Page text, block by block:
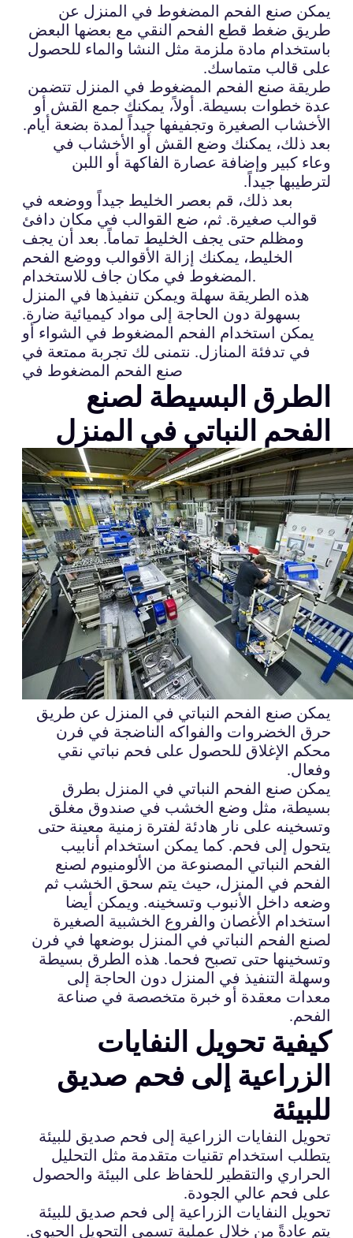
يمكن صنع الفحم المضغوط في المنزل عن
طريق ضغط قطع الفحم النقي مع بعضها البعض
باستخدام مادة ملزمة مثل النشا والماء للحصول
على قالب متماسك.
طريقة صنع الفحم المضغوط في المنزل تتضمن
عدة خطوات بسيطة. أولاً، يمكنك جمع القش أو
الأخشاب الصغيرة وتجفيفها جيداً لمدة بضعة أيام.
بعد ذلك، يمكنك وضع القش أو الأخشاب في
وعاء كبير وإضافة عصارة الفاكهة أو اللبن
لترطيبها جيداً.
بعد ذلك، قم بعصر الخليط جيداً ووضعه في
قوالب صغيرة. ثم، ضع القوالب في مكان دافئ
ومظلم حتى يجف الخليط تماماً. بعد أن يجف
الخليط، يمكنك إزالة الأقوالب ووضع الفحم
المضغوط في مكان جاف للاستخدام.
هذه الطريقة سهلة ويمكن تنفيذها في المنزل
بسهولة دون الحاجة إلى مواد كيميائية ضارة.
يمكن استخدام الفحم المضغوط في الشواء أو
في تدفئة المنازل. نتمنى لك تجربة ممتعة في
صنع الفحم المضغوط في
الطرق البسيطة لصنع
الفحم النباتي في المنزل
يمكن صنع الفحم النباتي في المنزل عن طريق
حرق الخضروات والفواكه الناضجة في فرن
محكم الإغلاق للحصول على فحم نباتي نقي
وفعال.
يمكن صنع الفحم النباتي في المنزل بطرق
بسيطة، مثل وضع الخشب في صندوق مغلق
وتسخينه على نار هادئة لفترة زمنية معينة حتى
يتحول إلى فحم. كما يمكن استخدام أنابيب
الفحم النباتي المصنوعة من الألومنيوم لصنع
الفحم في المنزل، حيث يتم سحق الخشب ثم
وضعه داخل الأنبوب وتسخينه. ويمكن أيضا
استخدام الأغصان والفروع الخشبية الصغيرة
لصنع الفحم النباتي في المنزل بوضعها في فرن
وتسخينها حتى تصبح فحما. هذه الطرق بسيطة
وسهلة التنفيذ في المنزل دون الحاجة إلى
معدات معقدة أو خبرة متخصصة في صناعة
الفحم.
كيفية تحويل النفايات
الزراعية إلى فحم صديق
للبيئة
تحويل النفايات الزراعية إلى فحم صديق للبيئة
يتطلب استخدام تقنيات متقدمة مثل التحليل
الحراري والتقطير للحفاظ على البيئة والحصول
على فحم عالي الجودة.
تحويل النفايات الزراعية إلى فحم صديق للبيئة
يتم عادةً من خلال عملية تسمى التحويل الحيوي.